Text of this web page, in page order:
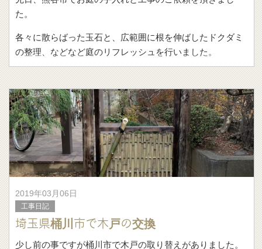
た。
各々に散らばった玉石と、広範囲に根を伸ばしたドクダミ
の整理、などなど庭のリフレッシュを行いました。
2019年03月06日
工事日記
埼玉県桶川市で木戸の交換
少し前の事ですが桶川市で木戸の取り替えがありました。